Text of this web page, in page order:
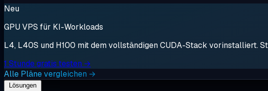
Neu
GPU VPS für KI-Workloads
L4, L40S und H100 mit dem vollständigen CUDA-Stack vorinstalliert.
1 Stunde gratis testen →
Alle Pläne vergleichen →